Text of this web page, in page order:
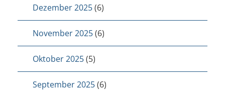
Dezember 2025(6)
November 2025(6)
Oktober 2025(5)
September 2025(6)